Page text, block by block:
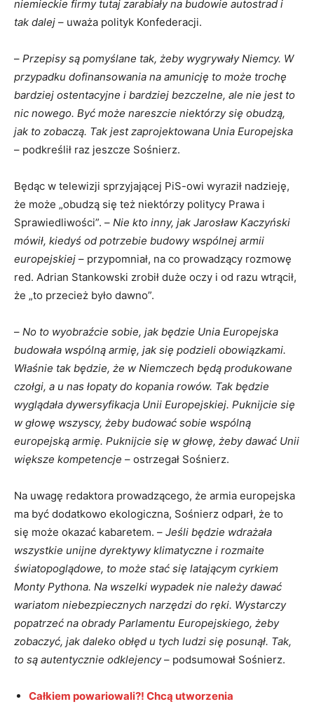
niemieckie firmy tutaj zarabiały na budowie autostrad i
tak dalej – uważa polityk Konfederacji.
– Przepisy są pomyślane tak, żeby wygrywały Niemcy. W
przypadku dofinansowania na amunicję to może trochę
bardziej ostentacyjne i bardziej bezczelne, ale nie jest to
nic nowego. Być może nareszcie niektórzy się obudzą,
jak to zobaczą. Tak jest zaprojektowana Unia Europejska
– podkreślił raz jeszcze Sośnierz.
Będąc w telewizji sprzyjającej PiS-owi wyraził nadzieję,
że może „obudzą się też niektórzy politycy Prawa i
Sprawiedliwości”. – Nie kto inny, jak Jarosław Kaczyński
mówił, kiedyś od potrzebie budowy wspólnej armii
europejskiej – przypomniał, na co prowadzący rozmowę
red. Adrian Stankowski zrobił duże oczy i od razu wtrącił,
że „to przecież było dawno”.
– No to wyobraźcie sobie, jak będzie Unia Europejska
budowała wspólną armię, jak się podzieli obowiązkami.
Właśnie tak będzie, że w Niemczech będą produkowane
czołgi, a u nas łopaty do kopania rowów. Tak będzie
wyglądała dywersyfikacja Unii Europejskiej. Puknijcie się
w głowę wszyscy, żeby budować sobie wspólną
europejską armię. Puknijcie się w głowę, żeby dawać Unii
większe kompetencje – ostrzegał Sośnierz.
Na uwagę redaktora prowadzącego, że armia europejska
ma być dodatkowo ekologiczna, Sośnierz odparł, że to
się może okazać kabaretem. – Jeśli będzie wdrażała
wszystkie unijne dyrektywy klimatyczne i rozmaite
światopoglądowe, to może stać się latającym cyrkiem
Monty Pythona. Na wszelki wypadek nie należy dawać
wariatom niebezpiecznych narzędzi do ręki. Wystarczy
popatrzeć na obrady Parlamentu Europejskiego, żeby
zobaczyć, jak daleko obłęd u tych ludzi się posunął. Tak,
to są autentycznie odklejency– podsumował Sośnierz.
Całkiem powariowali?! Chcą utworzenia